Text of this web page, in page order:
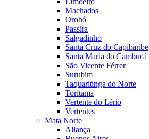
Machados
Orobó
Passira
Salgadinho
Santa Cruz do Capibaribe
Santa Maria do Cambucá
São Vicente Férrer
Surubim
Taquaritinga do Norte
Toritama
Vertente do Lério
Vertentes
Mata Norte
Aliança